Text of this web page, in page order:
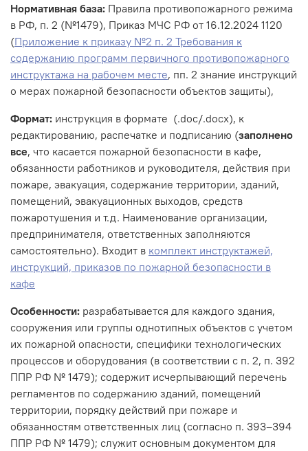
Нормативная база: Правила противопожарного режима
в РФ, п. 2 (№1479), Приказ МЧС РФ от 16.12.2024 1120
(Приложение к приказу №2 п. 2 Требования к
содержанию программ первичного противопожарного
инструктажа на рабочем месте, пп. 2 знание инструкций
о мерах пожарной безопасности объектов защиты),
Формат: инструкция в формате (.doc/.docx), к
редактированию, распечатке и подписанию (заполнено
все, что касается пожарной безопасности в кафе,
обязанности работников и руководителя, действия при
пожаре, эвакуация, содержание территории, зданий,
помещений, эвакуационных выходов, средств
пожаротушения и т.д. Наименование организации,
предпринимателя, ответственных заполняются
самостоятельно). Входит в комплект инструктажей,
инструкций, приказов по пожарной безопасности в
кафе
Особенности: разрабатывается для каждого здания,
сооружения или группы однотипных объектов с учетом
их пожарной опасности, специфики технологических
процессов и оборудования (в соответствии с п. 2, п. 392
ППР РФ № 1479); содержит исчерпывающий перечень
регламентов по содержанию зданий, помещений
территории, порядку действий при пожаре и
обязанностям ответственных лиц (согласно п. 393–394
ППР РФ № 1479); служит основным документом для